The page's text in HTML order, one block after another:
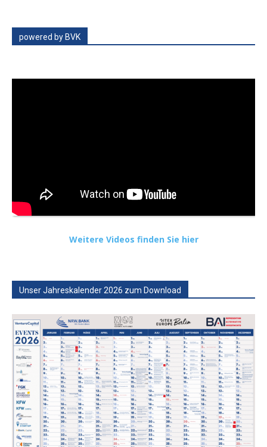
powered by BVK
Weitere Videos finden Sie hier
Unser Jahreskalender 2026 zum Download